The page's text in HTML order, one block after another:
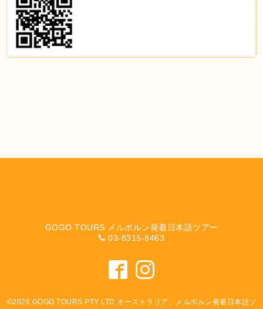
GOGO TOURS メルボルン発着日本語ツアー
03-8315-8463
©2026 GOGO TOURS PTY LTD オーストラリア、メルボルン発着日本語ツ